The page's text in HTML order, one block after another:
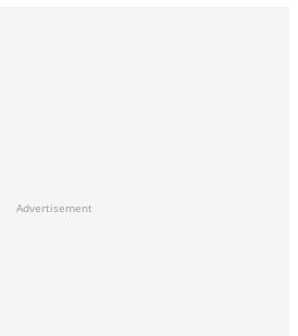
Advertisement